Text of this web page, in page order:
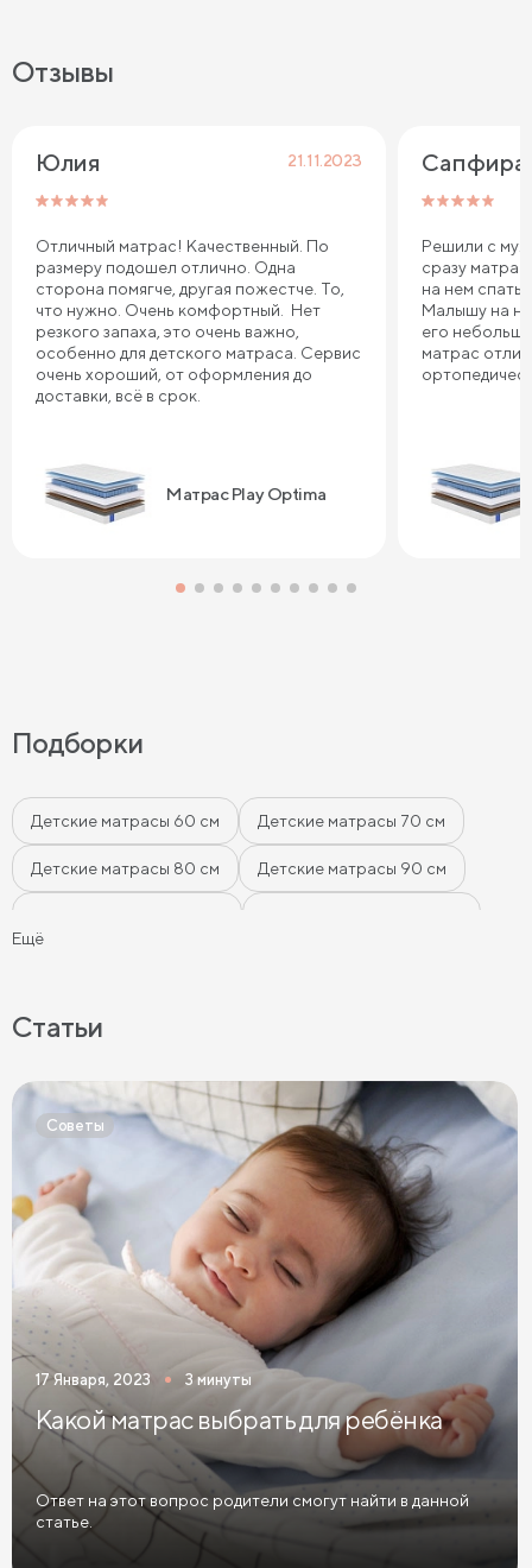
Отзывы
Юлия 21.11.2023
Отличный матрас! Качественный. По
размеру подошел отлично. Одна
сторона помягче, другая пожестче. То,
что нужно. Очень комфортный. Нет
резкого запаха, это очень важно,
особенно для детского матраса. Сервис
очень хороший, от оформления до
доставки, всё в срок.
Матрас Play Optima
Сапфира
Решили с
сразу
на нем спать
Малышу на
его
матрас
Подборки
Детские матрасы 60 см Детские матрасы 70 см
Детские матрасы 80 см Детские матрасы 90 см
Детские матрасы 80х180 см
Детские матрасы 90х180 см
Детские матрасы 90х200 см
Детские матрасы из натурального латекса
Детские матрасы средней жесткости
Детские матрасы 60х120 Детские матрасы 70х160
Детские матрасы 80х160
Детские беспружинные матрасы
Детские кокосовые матрасы
Ещё
Статьи
Советы
17 Января, 2023 3 минуты
Какой матрас выбрать для ребёнка
Ответ на этот вопрос родители смогут найти в данной
статье.